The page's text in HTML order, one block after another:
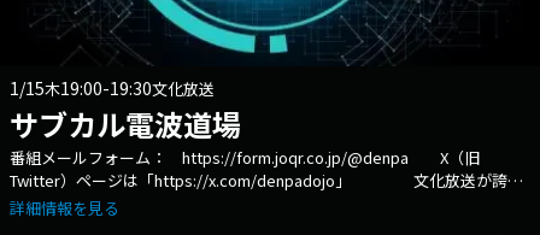
1/15木19:00-19:30文化放送
サブカル電波道場
番組メールフォーム： https://form.joqr.co.jp/@denpa X（旧
Twitter）ページは「https://x.com/denpadojo」 文化放送が誇る
若手アナウンサー甲斐彩加、小宅世人をパーソナリティに据え、現在のカ
詳細情報を見る